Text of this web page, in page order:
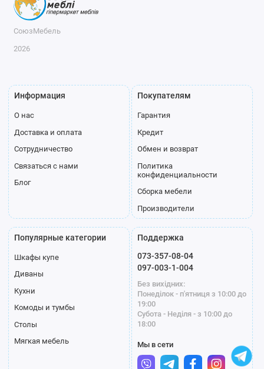
СоюзМебель
2026
Информация
О нас
Доставка и оплата
Сотрудничество
Связаться с нами
Блог
Покупателям
Гарантия
Кредит
Обмен и возврат
Политика
конфиденциальности
Сборка мебели
Производители
Популярные категории
Шкафы купе
Диваны
Кухни
Комоды и тумбы
Столы
Мягкая мебель
Поддержка
073-357-08-04
097-003-1-004
Без вихідних:
Понеділок - п'ятниця з 10:00 до
19:00
Субота - Неділя - з 10:00 до
18:00
Мы в сети